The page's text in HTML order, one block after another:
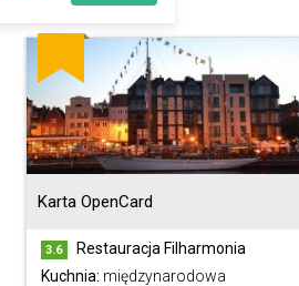
Karta OpenCard
3.6
Restauracja Filharmonia
Kuchnia: międzynarodowa